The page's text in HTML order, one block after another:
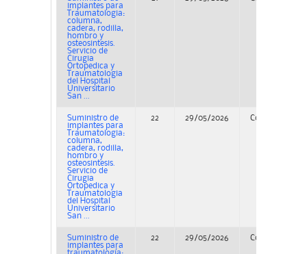
implantes para
Traumatologia:
columna,
cadera, rodilla,
hombro y
osteosintesis.
Servicio de
Cirugia
Ortopedica y
Traumatologia
del Hospital
Universitario
San ...
Suministro de
implantes para
Traumatologia:
columna,
cadera, rodilla,
hombro y
osteosintesis.
Servicio de
Cirugia
Ortopedica y
Traumatologia
del Hospital
Universitario
San ...
22 29/05/2026 Concurso
Suministro de
implantes para
22 29/05/2026 Concurso